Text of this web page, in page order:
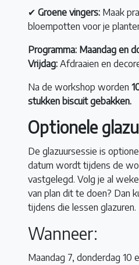
✔ Groene vingers: Maak
bloempotten voor je
Programma: Maandag en
Vrijdag: Afdraaien en
Na de workshop worden
stukken biscuit gebakken.
Optionele
De glazuursessie is
datum wordt tijdens de
vastgelegd. Volg je al
van plan dit te doen? Dan
tijdens die lessen glazuren.
Wanneer:
Maandag 7, donderdag 10